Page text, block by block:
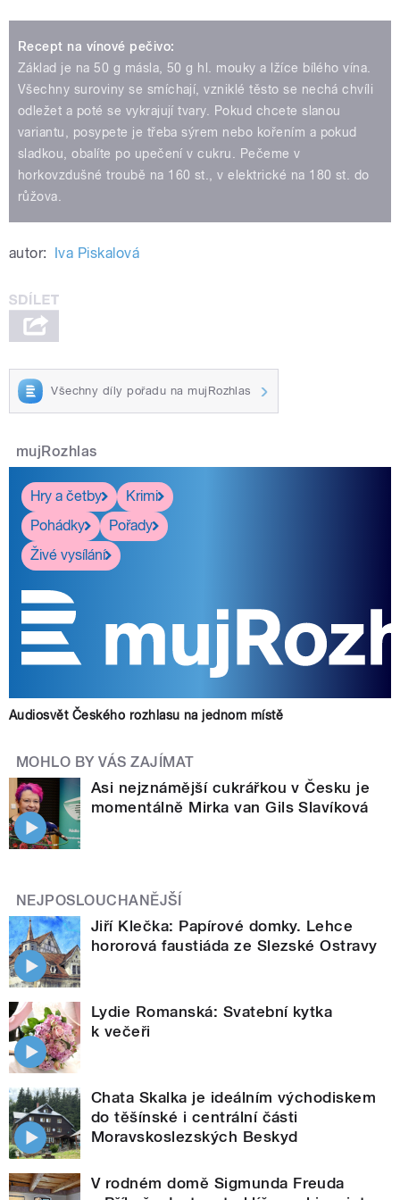
Recept na vínové pečivo:
Základ je na 50 g másla, 50 g hl. mouky a lžíce bílého vína.
Všechny suroviny se smíchají, vzniklé těsto se nechá chvíli
odležet a poté se vykrajují tvary. Pokud chcete slanou
variantu, posypete je třeba sýrem nebo kořením a pokud
sladkou, obalíte po upečení v cukru. Pečeme v
horkovzdušné troubě na 160 st., v elektrické na 180 st. do
růžova.
autor: Iva Piskalová
Všechny díly pořadu na mujRozhlas
mujRozhlas
Hry a četby
Krimi
Pohádky
Pořady
Živé vysílání
Audiosvět Českého rozhlasu na jednom místě
MOHLO BY VÁS ZAJÍMAT
Asi nejznámější cukrářkou v Česku je
momentálně Mirka van Gils Slavíková
NEJPOSLOUCHANĚJŠÍ
Jiří Klečka: Papírové domky. Lehce
hororová faustiáda ze Slezské Ostravy
Lydie Romanská: Svatební kytka
k večeři
Chata Skalka je ideálním východiskem
do těšínské i centrální části
Moravskoslezských Beskyd
V rodném domě Sigmunda Freuda